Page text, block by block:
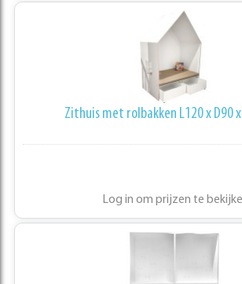
Zithuis met rolbakken L120 x D90
Log in om prijzen te